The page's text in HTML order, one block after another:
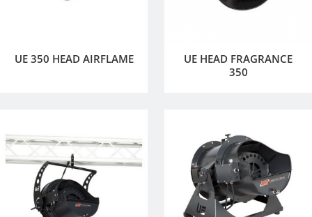
UE 350 HEAD AIRFLAME
UE HEAD FRAGRANCE
350